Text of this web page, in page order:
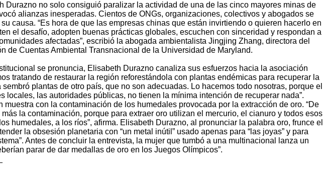
Durazno no solo consiguió paralizar la actividad de una de las cinco mayores minas de
alianzas inesperadas. Cientos de ONGs, organizaciones, colectivos y abogados se
causa. “Es hora de que las empresas chinas que están invirtiendo o quieren hacerlo en
el desafío, adopten buenas prácticas globales, escuchen con sinceridad y respondan a
afectadas”, escribió la abogada ambientalista Jingjing Zhang, directora del
de Cuentas Ambiental Transnacional de la Universidad de Maryland.
se pronuncia, Elisabeth Durazno canaliza sus esfuerzos hacia la asociación
tratando de restaurar la región reforestándola con plantas endémicas para recuperar la
sembró plantas de otro país, que no son adecuadas. Lo hacemos todo nosotras, porque el
locales, las autoridades públicas, no tienen la mínima intención de recuperar nada”.
muestra con la contaminación de los humedales provocada por la extracción de oro. “De
la contaminación, porque para extraer oro utilizan el mercurio, el cianuro y todos esos
humedales, a los ríos”, afirma. Elisabeth Durazno, al pronunciar la palabra oro, frunce el
la obsesión planetaria con “un metal inútil” usado apenas para “las joyas” y para
Antes de concluir la entrevista, la mujer que tumbó a una multinacional lanza un
parar de dar medallas de oro en los Juegos Olímpicos”.